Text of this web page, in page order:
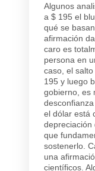
Algunos
a $ 195 el
qué se
afirmación
caro es
persona en
caso, el
195 y luego
gobierno, es
el dólar está
depreciación
que
sostenerlo.
una
científicos.